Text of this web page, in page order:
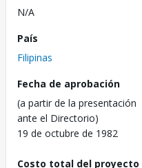
N/A
País
Filipinas
Fecha de aprobación
(a partir de la presentación
ante el Directorio)
19 de octubre de 1982
Costo total del proyecto